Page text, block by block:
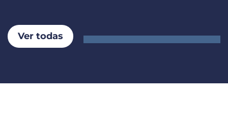
Ver todas